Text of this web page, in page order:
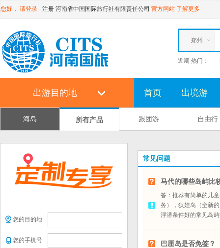
您好， 请登录 注册 河南省中国国际旅行社有限责任公司 官方网站 了解更多
郑州
近期 热门：
出游目的地 首页 出境游
海岛 所有产品 跟团游 自由行
您的目的地
您的手机号
常见问题
马代的哪些岛屿比
答：推荐有简单的儿
务），狄娃岛（全新
浮潜条件好的常见岛
巴厘岛是否免签？